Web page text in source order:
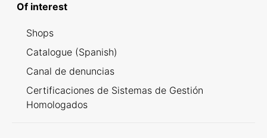
Of interest
Shops
Catalogue (Spanish)
Canal de denuncias
Certificaciones de Sistemas de Gestión
Homologados